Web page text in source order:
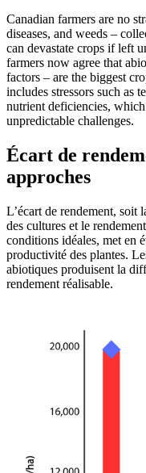
Canadian farmers are no
diseases, and weeds –
can devastate crops if left
farmers now agree that
factors – are the biggest
includes stressors such as
nutrient deficiencies,
unpredictable challenges.
Écart de
approches
L’écart de rendement, soit
des cultures et le
conditions idéales, met en
productivité des plantes.
abiotiques produisent la
rendement réalisable.